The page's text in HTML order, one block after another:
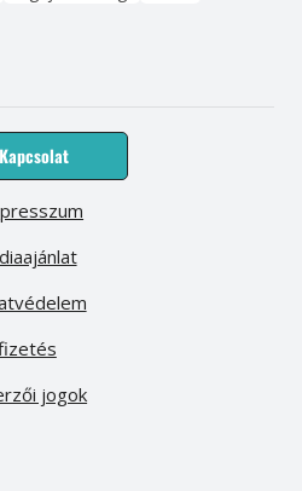
Kapcsolat
jogok